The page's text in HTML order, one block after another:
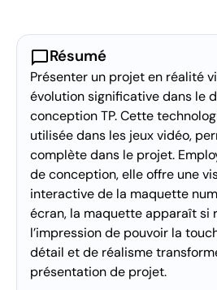
chat_bubbleRésumé
Présenter un projet en réalité
évolution significative dans le
conception TP. Cette
utilisée dans les jeux vidéo,
complète dans le projet.
de conception, elle offre une
interactive de la maquette
écran, la maquette apparaît si
l’impression de pouvoir la
détail et de réalisme
présentation de projet.